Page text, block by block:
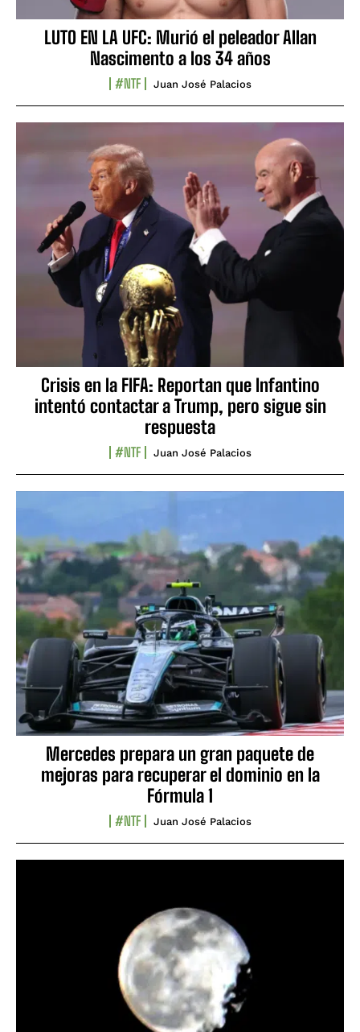
LUTO EN LA UFC: Murió el peleador Allan
Nascimento a los 34 años
#NTF Juan José Palacios
Crisis en la FIFA: Reportan que Infantino
intentó contactar a Trump, pero sigue sin
respuesta
#NTF Juan José Palacios
Mercedes prepara un gran paquete de
mejoras para recuperar el dominio en la
Fórmula 1
#NTF Juan José Palacios